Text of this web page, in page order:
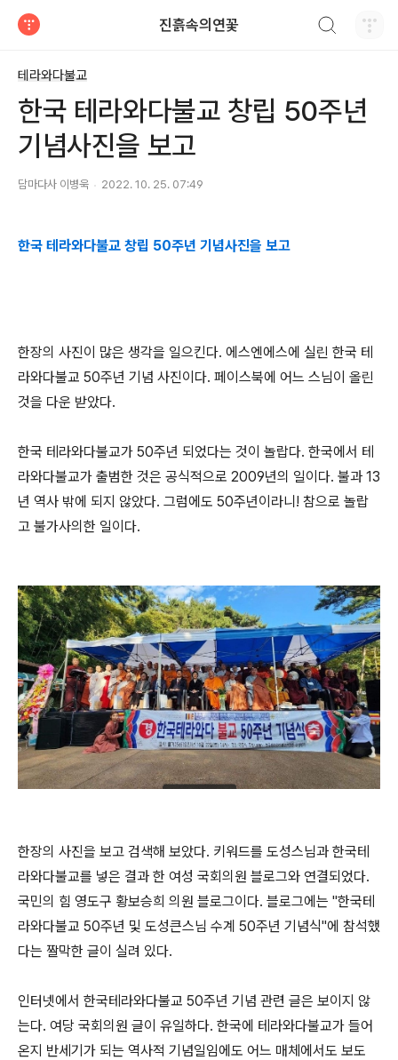
진흙속의연꽃
테라와다불교
한국 테라와다불교 창립 50주년
기념사진을 보고
담마다사 이병욱 2022. 10. 25. 07:49
한국 테라와다불교 창립 50주년 기념사진을 보고
한장의 사진이 많은 생각을 일으킨다. 에스엔에스에 실린 한국 테
라와다불교 50주년 기념 사진이다. 페이스북에 어느 스님이 올린
것을 다운 받았다.
한국 테라와다불교가 50주년 되었다는 것이 놀랍다. 한국에서 테
라와다불교가 출범한 것은 공식적으로 2009년의 일이다. 불과 13
년 역사 밖에 되지 않았다. 그럼에도 50주년이라니 ! 참으로 놀랍
고 불가사의한 일이다.
한장의 사진을 보고 검색해 보았다. 키워드를 도성스님과 한국테
라와다불교를 넣은 결과 한 여성 국회의원 블로그와 연결되었다.
국민의 힘 영도구 황보승희 의원 블로그이다. 블로그에는 "한국테
라와다불교 50주년 및 도성큰스님 수계 50주년 기념식"에 참석했
다는 짤막한 글이 실려 있다.
인터넷에서 한국테라와다불교 50주년 기념 관련 글은 보이지 않
는다. 여당 국회의원 글이 유일하다. 한국에 테라와다불교가 들어
온지 반세기가 되는 역사적 기념일임에도 어느 매체에서도 보도